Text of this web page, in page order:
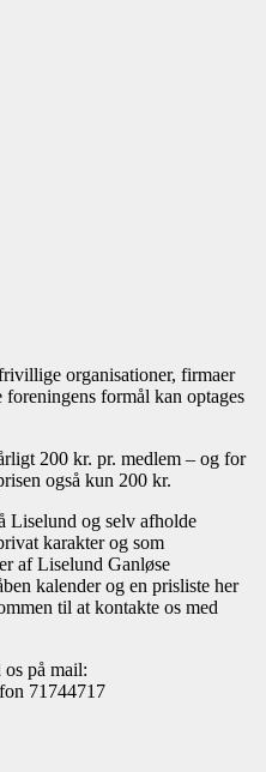
organisationer, firmaer
formål kan optages
200 kr. pr. medlem – og for
også kun 200 kr.
Liselund og selv afholde
karakter og som
af Liselund Ganløse
kalender og en prisliste her
til at kontakte os med
på mail:
71744717